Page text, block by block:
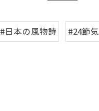
#日本の風物詩 #24節気